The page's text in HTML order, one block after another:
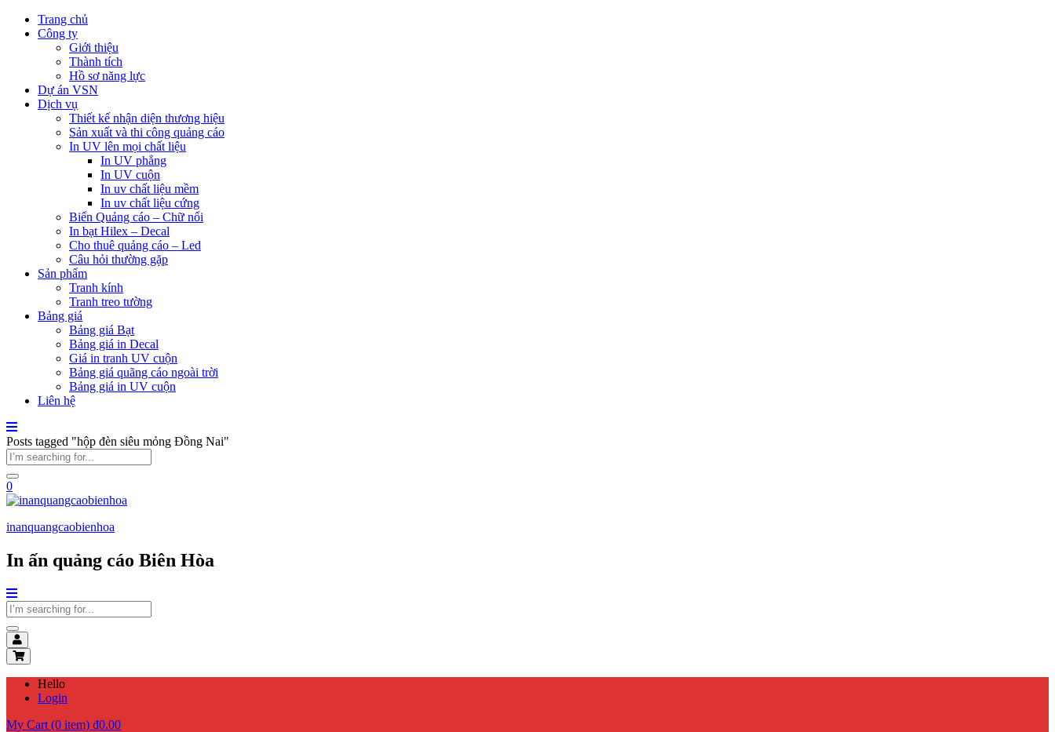
Trang chủ
Công ty
Giới thiệu
Thành tích
Hồ sơ năng lực
Dự án VSN
Dịch vụ
Thiết kế nhận diện thương hiệu
Sản xuất và thi công quảng cáo
In UV lên mọi chất liệu
In UV phẳng
In UV cuộn
In uv chất liệu mềm
In uv chất liệu cứng
Biển Quảng cáo – Chữ nổi
In bạt Hilex – Decal
Cho thuê quảng cáo – Led
Câu hỏi thường gặp
Sản phẩm
Tranh kính
Tranh treo tường
Bảng giá
Bảng giá Bạt
Bảng giá in Decal
Giá in tranh UV cuộn
Bảng giá quãng cáo ngoài trời
Bảng giá in UV cuộn
Liên hệ
Posts tagged "hộp đèn siêu mỏng Đồng Nai"
0
inanquangcaobienhoa
In ấn quảng cáo Biên Hòa
Hello
Login
My Cart (0 item) ₫0.00